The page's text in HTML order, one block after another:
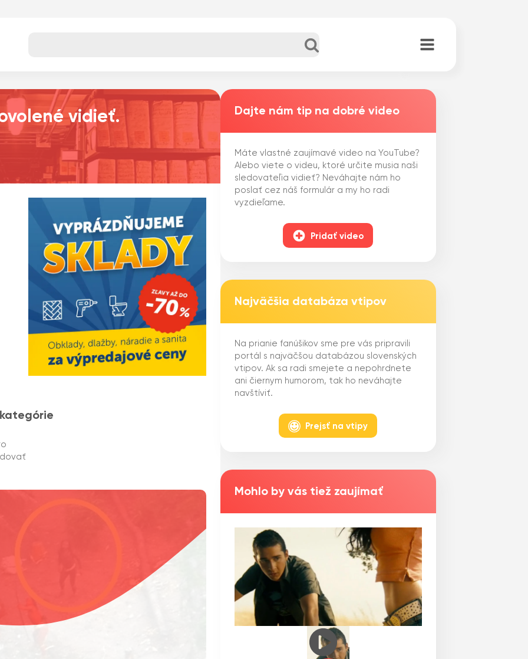
vidieť. Dajte nám tip na dobré video
Máte vlastné zaujímavé video na YouTube?
Alebo viete o videu, ktoré určite musia naši
sledovateľia vidieť? Neváhajte nám ho
poslať cez náš formulár a my ho radi
vyzdieľame.
Pridať video
Najväčšia databáza vtipov
Na prianie fanúšikov sme pre vás pripravili
portál s najväčšou databázou slovenských
vtipov. Ak sa radi smejete a nepohrdnete
ani čiernym humorom, tak ho neváhajte
navštíviť.
Prejsť na vtipy
Mohlo by vás tiež zaujímať